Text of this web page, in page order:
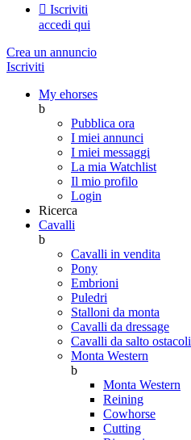
 Iscriviti
accedi qui
Crea un annuncio
Iscriviti
My ehorses
b
Pubblica ora
I miei annunci
I miei messaggi
La mia Watchlist
Il mio profilo
Login
Ricerca
Cavalli
b
Cavalli in vendita
Pony
Embrioni
Puledri
Stalloni da monta
Cavalli da dressage
Cavalli da salto ostacoli
Monta Western
b
Monta Western
Reining
Cowhorse
Cutting